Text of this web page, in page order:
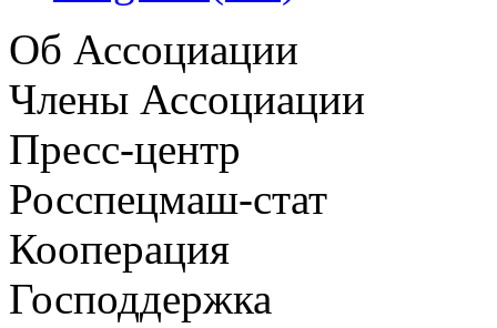
Об Ассоциации
Члены Ассоциации
Пресс-центр
Росспецмаш-стат
Кооперация
Господдержка